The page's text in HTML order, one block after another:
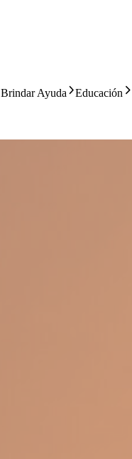
Brindar Ayuda Educación